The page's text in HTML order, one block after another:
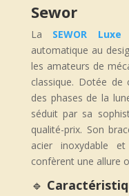
Sewor
La SEWOR
automatique au
les amateurs de
classique. Dotée de
des phases de la
séduit par sa
qualité-prix. Son
acier inoxydable
confèrent une allure
🔹